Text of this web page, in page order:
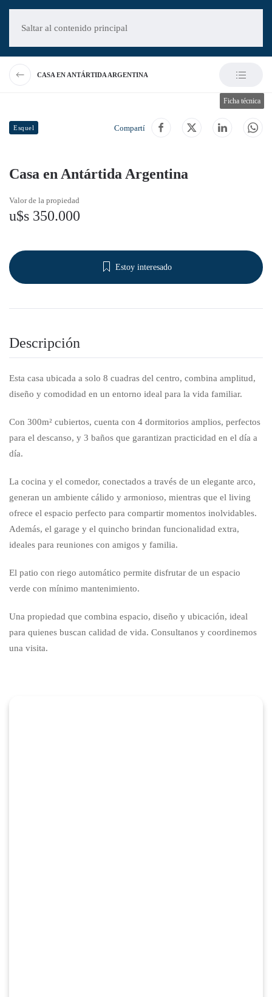
Saltar al contenido principal
CASA EN ANTÁRTIDA ARGENTINA
Esquel Compartí
Casa en Antártida Argentina
Valor de la propiedad
u$s 350.000
Estoy interesado
Descripción
Esta casa ubicada a solo 8 cuadras del centro, combina amplitud,
diseño y comodidad en un entorno ideal para la vida familiar.
Con 300m² cubiertos, cuenta con 4 dormitorios amplios, perfectos
para el descanso, y 3 baños que garantizan practicidad en el día a
día.
La cocina y el comedor, conectados a través de un elegante arco,
generan un ambiente cálido y armonioso, mientras que el living
ofrece el espacio perfecto para compartir momentos inolvidables.
Además, el garage y el quincho brindan funcionalidad extra,
ideales para reuniones con amigos y familia.
El patio con riego automático permite disfrutar de un espacio
verde con mínimo mantenimiento.
Una propiedad que combina espacio, diseño y ubicación, ideal
para quienes buscan calidad de vida. Consultanos y coordinemos
una visita.
Ficha técnica